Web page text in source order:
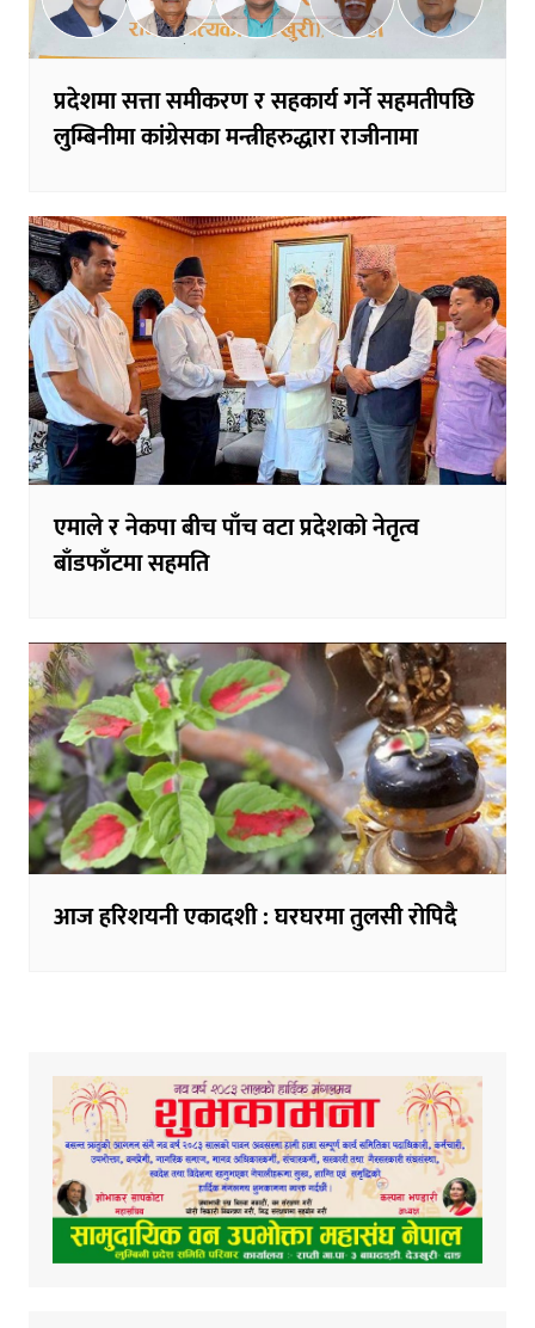
प्रदेशमा सत्ता समीकरण र सहकार्य गर्ने सहमतीपछि
लुम्बिनीमा कांग्रेसका मन्त्रीहरुद्धारा राजीनामा
एमाले र नेकपा बीच पाँच वटा प्रदेशको नेतृत्व
बाँडफाँटमा सहमति
आज हरिशयनी एकादशी : घरघरमा तुलसी रोपिदै